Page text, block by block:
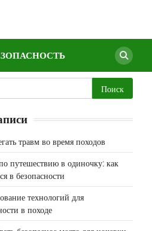
травм во время походов
путешествию в одиночку: как
в безопасности
технологий для
в походе